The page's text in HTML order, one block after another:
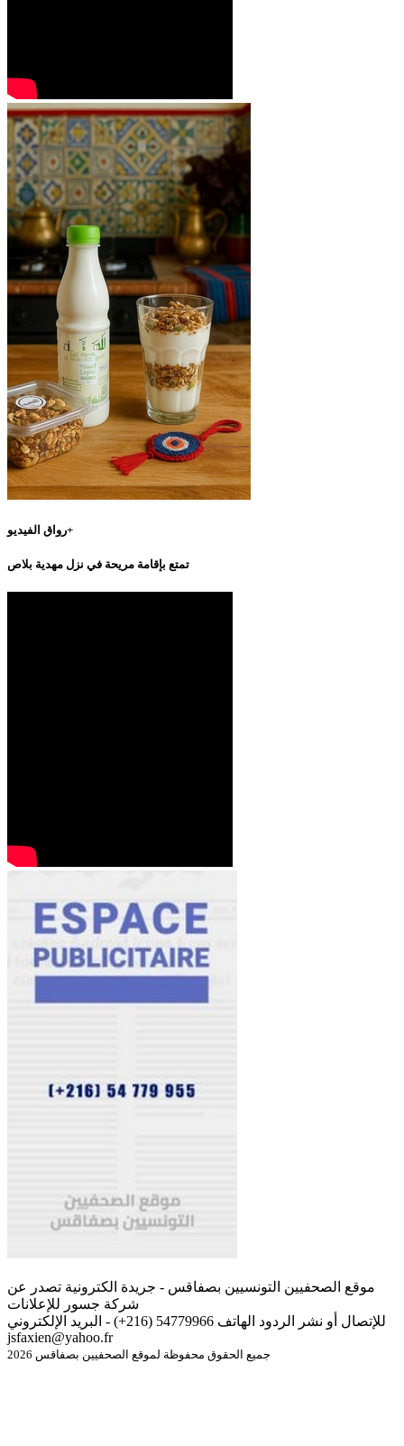
رواق الفيديو+
تمتع بإقامة مريحة في نزل مهدية بلاص
موقع الصحفيين التونسيين بصفاقس - جريدة الكترونية تصدر عن
شركة جسور للإعلانات
للإتصال أو نشر الردود الهاتف 54779966 (216+) - البريد الإلكتروني
jsfaxien@yahoo.fr
جميع الحقوق محفوظة لموقع الصحفيين بصفاقس 2026